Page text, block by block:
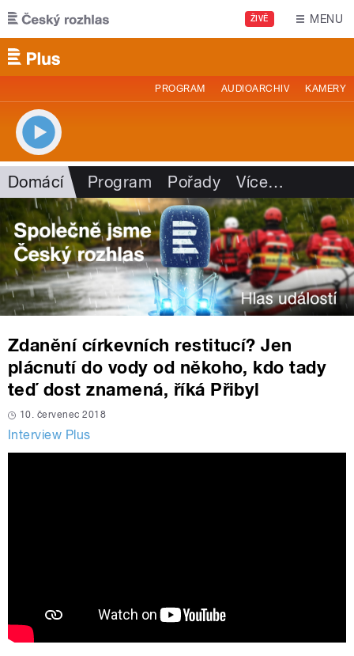
Přejít k hlavnímu obsahu
ŽIVĚ MENU
PROGRAM AUDIOARCHIV KAMERY
Domácí Program Pořady Více…
Zdanění církevních restitucí? Jen
plácnutí do vody od někoho, kdo tady
teď dost znamená, říká Přibyl
10. červenec 2018
Interview Plus